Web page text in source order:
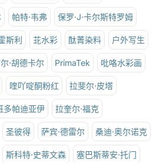
帕特·韦弗 保罗·J·卡尔斯特罗姆
斯利 苝水彩 酞菁染料 户外写生
·胡德卡尔 PrimaTek 吡咯水彩画
喹吖啶酮粉红 拉斐尔·皮塔
多帕迪亚伊 拉奎尔·福克
圣彼得 萨宾·德雷尔 桑迪·奥尔诺克
斯科特·史蒂文森 塞巴斯蒂安·托门